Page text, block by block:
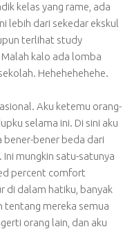
kelas yang rame, ada
lebih dari sekedar ekskul
terlihat study
kalo ada lomba
Hehehehehehe.
Aku ketemu orang-
selama ini. Di sini aku
bener-bener beda dari
mungkin satu-satunya
percent comfort
di dalam hatiku, banyak
tentang mereka semua
orang lain, dan aku